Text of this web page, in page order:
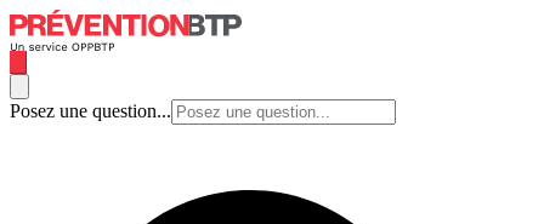
Posez une question...